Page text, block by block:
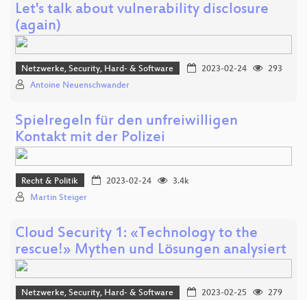
Let's talk about vulnerability disclosure
(again)
Netzwerke, Security, Hard- & Software 2023-02-24
293
Antoine Neuenschwander
Spielregeln für den unfreiwilligen
Kontakt mit der Polizei
Recht & Politik 2023-02-24
3.4k
Martin Steiger
Cloud Security 1: «Technology to the
rescue!» Mythen und Lösungen analysiert
Netzwerke, Security, Hard- & Software 2023-02-25
279